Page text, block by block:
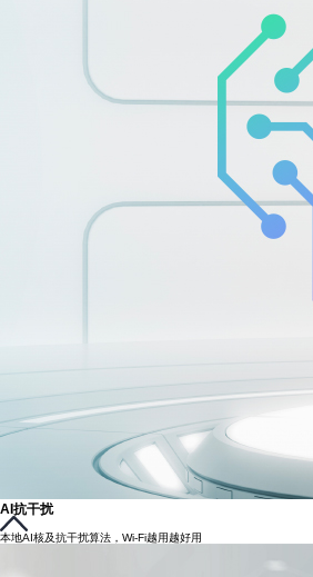
AI抗干扰
本地AI核及抗干扰算法，Wi-Fi越用越好用